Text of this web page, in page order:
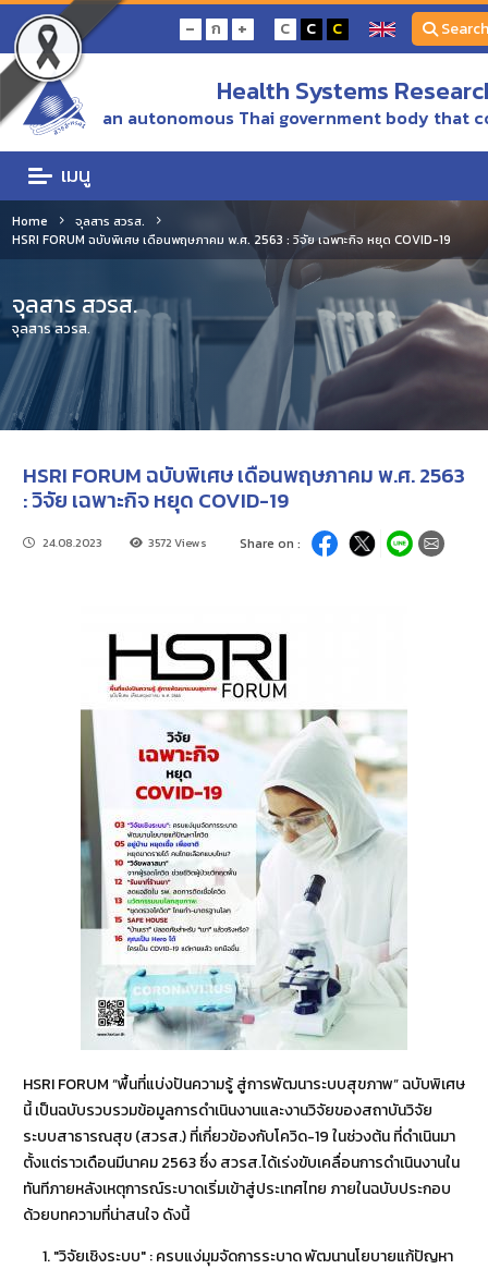
- ก + C C C Search
Health Systems
an autonomous Thai government body that
เมนู
Home
จุลสาร สวรส.
HSRI FORUM ฉบับพิเศษ เดือนพฤษภาคม พ.ศ. 2563 : วิจัย เฉพาะกิจ หยุด COVID-19
จุลสาร สวรส.
จุลสาร สวรส.
HSRI FORUM ฉบับพิเศษ เดือนพฤษภาคม พ.ศ. 2563
: วิจัย เฉพาะกิจ หยุด COVID-19
24.08.2023 3572 Views Share on :
HSRI FORUM “พื้นที่แบ่งปันความรู้ สู่การพัฒนาระบบสุขภาพ” ฉบับพิเศษ
นี้ เป็นฉบับรวบรวมข้อมูลการดำเนินงานและงานวิจัยของสถาบันวิจัย
ระบบสาธารณสุข (สวรส.) ที่เกี่ยวข้องกับโควิด-19 ในช่วงต้น ที่ดำเนินมา
ตั้งแต่ราวเดือนมีนาคม 2563 ซึ่ง สวรส.ได้เร่งขับเคลื่อนการดำเนินงานใน
ทันทีภายหลังเหตุการณ์ระบาดเริ่มเข้าสู่ประเทศไทย ภายในฉบับประกอบ
ด้วยบทความที่น่าสนใจ ดังนี้
"วิจัยเชิงระบบ" : ครบแง่มุมจัดการระบาด พัฒนานโยบายแก้ปัญหา